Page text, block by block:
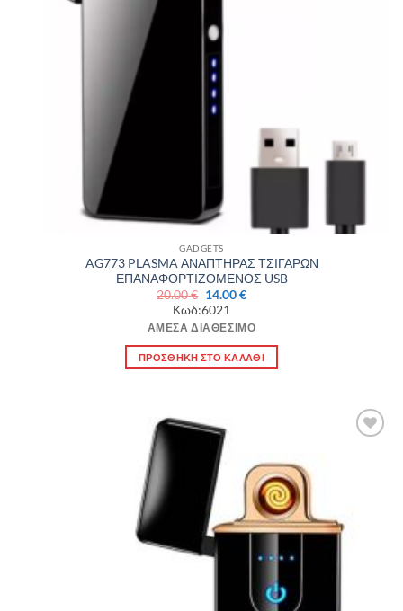
GADGETS
AG773 PLASMA ΑΝΑΠΤΗΡΑΣ ΤΣΙΓΑΡΩΝ
ΕΠΑΝΑΦΟΡΤΙΖΟΜΕΝΟΣ USB
20.00€ Original
price
was:
20.00 €.
14.00€Η
είναι:
Κωδ:6021
ΆΜΕΣΑ ΔΙΑΘΈΣΙΜΟ
ΠΡΟΣΘΉΚΗ ΣΤΟ ΚΑΛΆΘΙ